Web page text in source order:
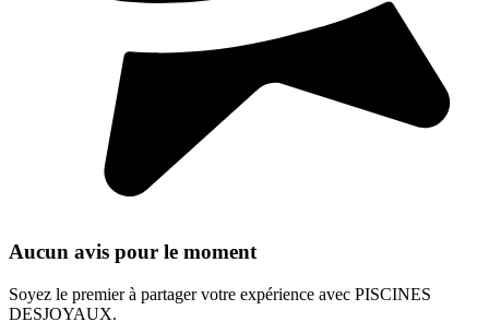
Aucun avis pour le moment
Soyez le premier à partager votre expérience avec PISCINES
DESJOYAUX.